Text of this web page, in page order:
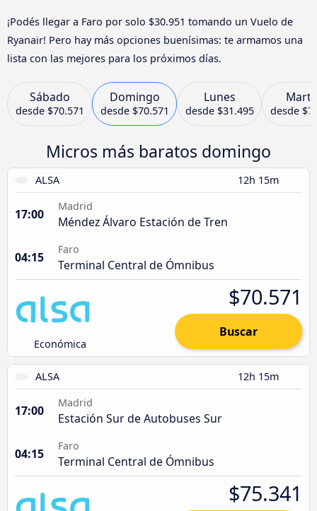
¡Podés llegar a Faro por solo $30.951 tomando un Vuelo de
Ryanair! Pero hay más opciones buenísimas: te armamos una
lista con las mejores para los próximos días.
Sábado
desde $70.571
Domingo
desde $70.571
Lunes
desde $31.495 desde
Micros más baratos domingo
ALSA 12h 15m
17:00
Madrid
Méndez Álvaro Estación de Tren
04:15
Faro
Terminal Central de Ómnibus
Económica
$70.571
Buscar
ALSA 12h 15m
17:00
Madrid
Estación Sur de Autobuses Sur
04:15
Faro
Terminal Central de Ómnibus
$75.341